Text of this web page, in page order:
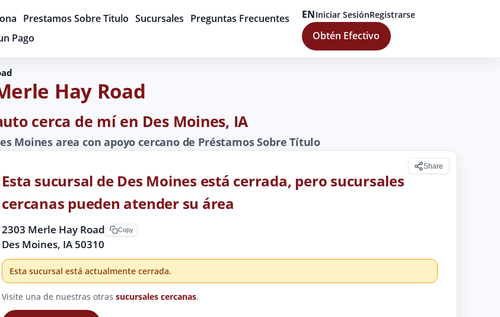
Prestamos Sobre Titulo Sucursales Preguntas Frecuentes
Pago
ENIniciar SesiónRegistrarse
Obtén Efectivo
Hay Road
cerca de mí en Des Moines, IA
Moines area con apoyo cercano de Préstamos Sobre Título
Share
Esta sucursal de Des Moines está cerrada, pero sucursales
cercanas pueden atender su área
2303 Merle Hay Road
Des Moines, IA 50310
Copy
Esta sucursal está actualmente cerrada.
Visite una de nuestras otrassucursales cercanas.